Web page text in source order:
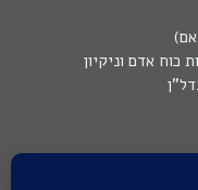
כוח אדם וניקיון